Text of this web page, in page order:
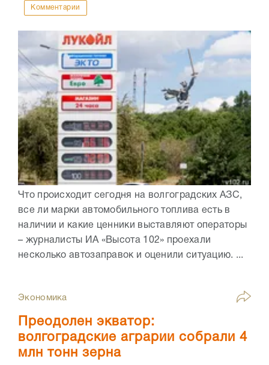
Комментарии
Что происходит сегодня на волгоградских АЗС,
все ли марки автомобильного топлива есть в
наличии и какие ценники выставляют операторы
– журналисты ИА «Высота 102» проехали
несколько автозаправок и оценили ситуацию. ...
Экономика
Преодолен экватор:
волгоградские аграрии собрали 4
млн тонн зерна